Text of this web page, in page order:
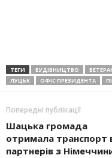
ТЕГИ БУДІВНИЦТВО
ЛУЦЬК
ОФІС ПРЕЗИДЕНТА
Попередні публікації
Шацька громада
отримала транспорт
партнерів з